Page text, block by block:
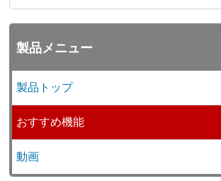
製品メニュー
製品トップ
おすすめ機能
動画